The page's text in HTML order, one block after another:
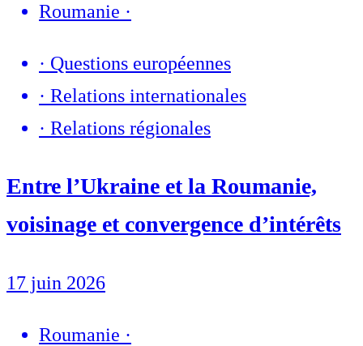
Roumanie ·
· Questions européennes
· Relations internationales
· Relations régionales
Entre l’Ukraine et la Roumanie,
voisinage et convergence d’intérêts
17 juin 2026
Roumanie ·